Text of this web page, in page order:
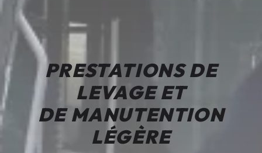
PRESTATIONS DE
LEVAGE ET
DE MANUTENTION
LÉGÈRE